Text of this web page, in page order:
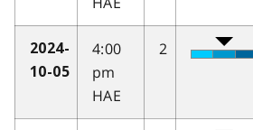
2024-
10-05
4:00
pm
HAE
2